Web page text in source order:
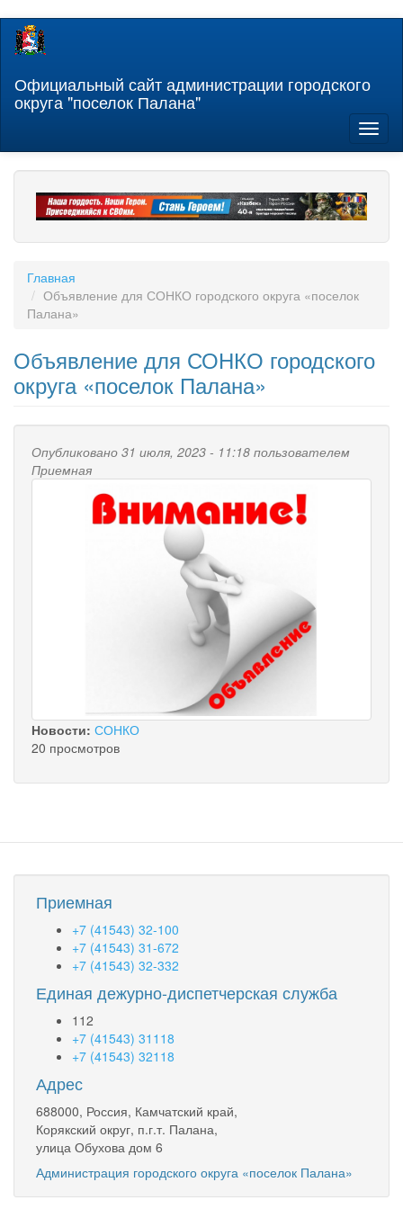
Перейти
содержанию
Официальный сайт администрации городского
округа "поселок Палана"
Главная
Объявление для СОНКО городского округа «поселок
Палана»
Объявление для СОНКО городского
округа «поселок Палана»
Опубликовано 31 июля, 2023 - 11:18 пользователем
Приемная
Новости: СОНКО
20 просмотров
Приемная
+7 (41543) 32-100
+7 (41543) 31-672
+7 (41543) 32-332
Единая дежурно-диспетчерская служба
112
+7 (41543) 31118
+7 (41543) 32118
Адрес
688000, Россия, Камчатский край,
Корякский округ, п.г.т. Палана,
улица Обухова дом 6
Администрация городского округа «поселок Палана»